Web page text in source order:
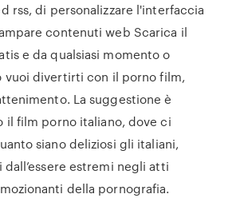
rss, di personalizzare l'interfaccia
contenuti web Scarica il
e da qualsiasi momento o
vuoi divertirti con il porno film,
La suggestione è
il film porno italiano, dove ci
siano deliziosi gli italiani,
estremi negli atti
della pornografia.